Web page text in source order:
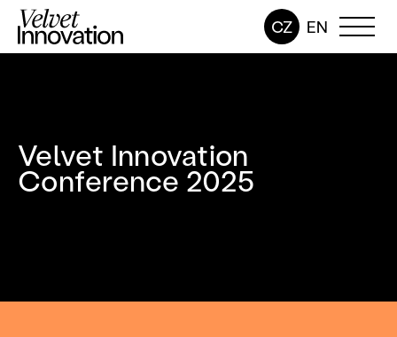
CZ EN
Velvet Innovation
Conference 2025